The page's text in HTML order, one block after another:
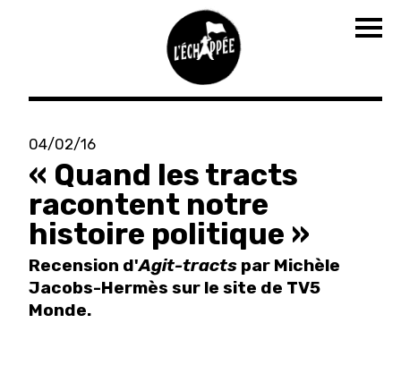
Aller
contenu
principal
04/02/16
« Quand les tracts
racontent notre
histoire politique »
Recension d'Agit-tracts par Michèle
Jacobs-Hermès sur le site de TV5
Monde.